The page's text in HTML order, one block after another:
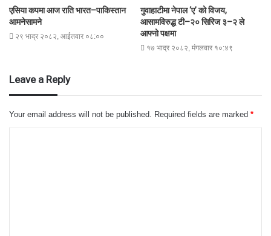
एसिया कपमा आज राति भारत–पाकिस्तान
आमनेसामने
२९ भाद्र २०८२, आईतवार ०८:००
गुवाहाटीमा नेपाल ‘ए’ को विजय,
आसामविरुद्ध टी–२० सिरिज ३–२ ले
आफ्नो पक्षमा
१७ भाद्र २०८२, मंगलवार १०:४९
Leave a Reply
Your email address will not be published. Required fields are marked *